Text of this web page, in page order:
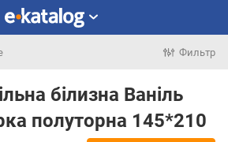
Фильтр
білизна Ваніль
полуторна 145*210